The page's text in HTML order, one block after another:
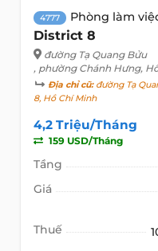
4777 Phòng làm
District 8
đường Tạ Quang Bửu
, phường Chánh Hưng,
Địa chỉ cũ:đường Tạ
8, Hồ Chí Minh
4,2 Triệu/Tháng
159 USD/Tháng
Tầng
Giá
Thuế